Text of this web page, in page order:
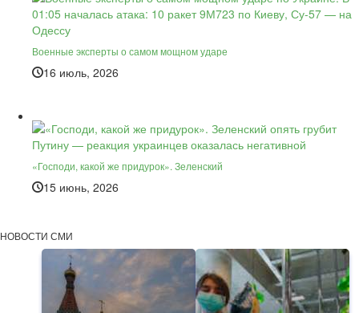
Военные эксперты о самом мощном ударе
16 июль, 2026
«Господи, какой же придурок». Зеленский
15 июнь, 2026
НОВОСТИ СМИ